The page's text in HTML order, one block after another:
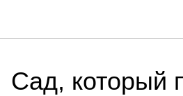
Сад, который